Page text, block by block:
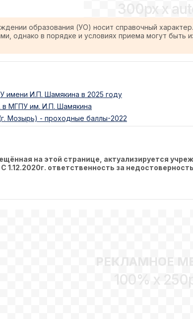
300px x
образования (УО) носит справочный
однако в порядке и условиях приема могут
имени И.П. Шамякина в 2025 году
МГПУ им. И.П. Шамякина
Мозырь) - проходные баллы-2022
на этой странице, актуализируется
С 1.12.2020г. ответственность за
РЕКЛАМНОЕ
100% x